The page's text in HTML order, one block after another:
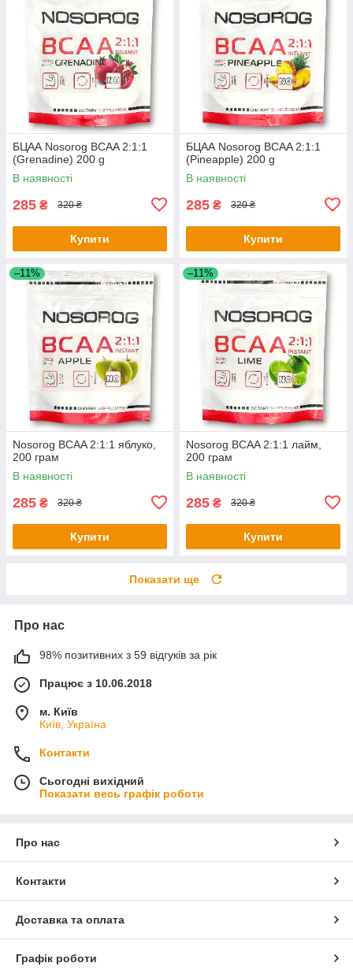
БЦАА Nosorog BCAA 2:1:1
(Grenadine) 200 g
В наявності
285 ₴ 320 ₴
Купити
БЦАА Nosorog BCAA 2:1:1
(Pineapple) 200 g
В наявності
285 ₴ 320 ₴
Купити
–11%
Nosorog BCAA 2:1:1 яблуко,
200 грам
В наявності
285 ₴ 320 ₴
Купити
–11%
Nosorog BCAA 2:1:1 лайм,
200 грам
В наявності
285 ₴ 320 ₴
Купити
Показати ще
Про нас
98% позитивних з 59 відгуків за рік
Працює з 10.06.2018
м. Київ
Київ, Україна
Контакти
Сьогодні вихідний
Показати весь графік роботи
Про нас
Контакти
Доставка та оплата
Графік роботи